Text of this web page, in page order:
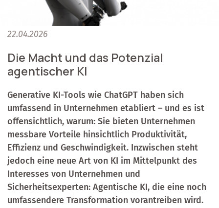
22.04.2026
Die Macht und das Potenzial
agentischer KI
Generative KI-Tools wie ChatGPT haben sich
umfassend in Unternehmen etabliert – und es ist
offensichtlich, warum: Sie bieten Unternehmen
messbare Vorteile hinsichtlich Produktivität,
Effizienz und Geschwindigkeit. Inzwischen steht
jedoch eine neue Art von KI im Mittelpunkt des
Interesses von Unternehmen und
Sicherheitsexperten: Agentische KI, die eine noch
umfassendere Transformation vorantreiben wird.